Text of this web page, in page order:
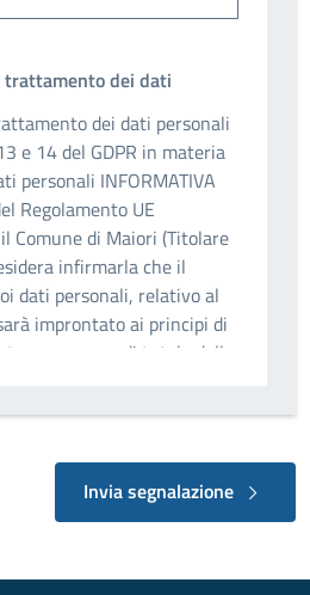
trattamento dei dati
dei dati personali
e 14 del GDPR in materia
personali INFORMATIVA
Regolamento UE
Comune di Maiori (Titolare
infirmarla che il
dati personali, relativo al
improntato ai principi di
trasparenza e di tutela della
alcune informazioni,
dei Procedimenti e dei
del Trattamento Le
L’Ente tratterà i dati
gestione dei rapporti che
Invia segnalazione